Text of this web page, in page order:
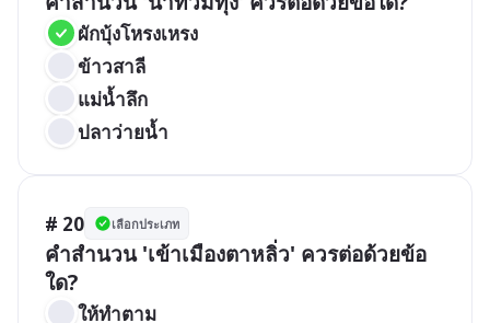
ผักบุ้งโหรงเหรง
ข้าวสาลี
แม่น้ำลึก
ปลาว่ายน้ำ
# 20 เลือกประเภท
คำสำนวน 'เข้าเมืองตาหลิ่ว' ควรต่อด้วยข้อ
ใด?
ให้ทำตาม